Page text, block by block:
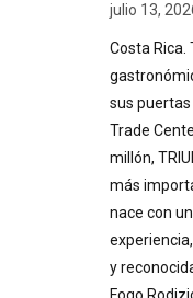
julio 13,
Costa Rica.
sus
Trade
millón,
más
nace con
y